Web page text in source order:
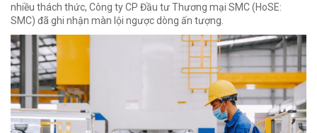
nhiều thách thức, Công ty CP Đầu tư Thương mại SMC (HoSE:
SMC) đã ghi nhận màn lội ngược dòng ấn tượng.